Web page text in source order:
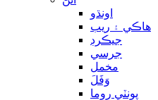
اونڌو
هاڪي ۽ ريب
جيڪرڊ
جرسي
مخمل
وَفَلَ
پونٽي روما